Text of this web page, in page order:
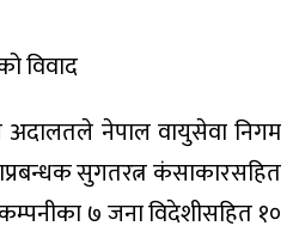
विवाद
अदालतले नेपाल वायुसेवा निगम
सुगतरत्न कंसाकारसहित
७ जना विदेशीसहित १०